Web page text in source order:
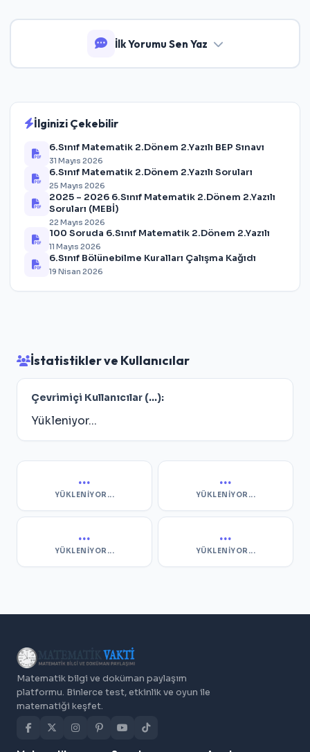
İlk Yorumu Sen Yaz
İlginizi Çekebilir
6.Sınıf Matematik 2.Dönem 2.Yazılı BEP Sınavı
31 Mayıs 2026
6.Sınıf Matematik 2.Dönem 2.Yazılı Soruları
25 Mayıs 2026
2025 – 2026 6.Sınıf Matematik 2.Dönem 2.Yazılı
Soruları (MEBİ)
22 Mayıs 2026
100 Soruda 6.Sınıf Matematik 2.Dönem 2.Yazılı
11 Mayıs 2026
6.Sınıf Bölünebilme Kuralları Çalışma Kağıdı
19 Nisan 2026
İstatistikler ve Kullanıcılar
Çevrimiçi Kullanıcılar (...):
Yükleniyor...
...
YÜKLENIYOR...
...
YÜKLENIYOR...
...
YÜKLENIYOR...
...
YÜKLENIYOR...
Matematik bilgi ve doküman paylaşım
platformu. Binlerce test, etkinlik ve oyun ile
matematiği keşfet.